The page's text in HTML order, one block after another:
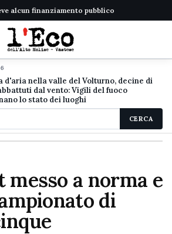
alcun finanziamento pubblico
d'aria nella valle del Volturno, decine di
dal vento: Vigili del fuoco
lo stato dei luoghi
CERCA
messo a norma e
di